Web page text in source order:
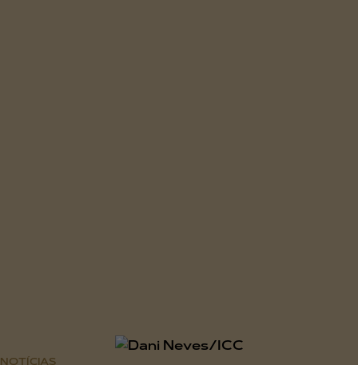
NOTÍCIAS